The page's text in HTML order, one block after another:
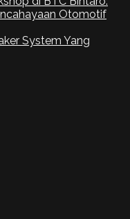
Otomotif
System Yang